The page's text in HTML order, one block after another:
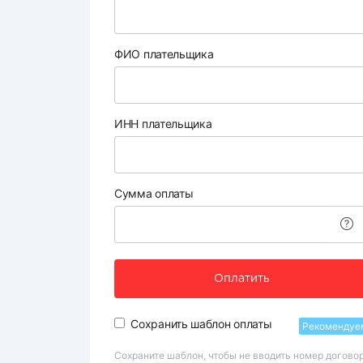
ФИО плательщика
ИНН плательщика
Сумма оплаты
Оплатить
Сохранить шаблон оплаты
Сохраните шаблон, чтобы не вводить номер